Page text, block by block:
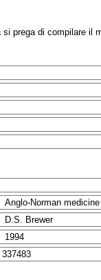
si prega di compilare il